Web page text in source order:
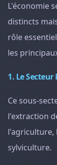
L'économie
distincts
rôle
les
1. Le
Ce sous-
l'extraction
l'agriculture,
sylviculture.